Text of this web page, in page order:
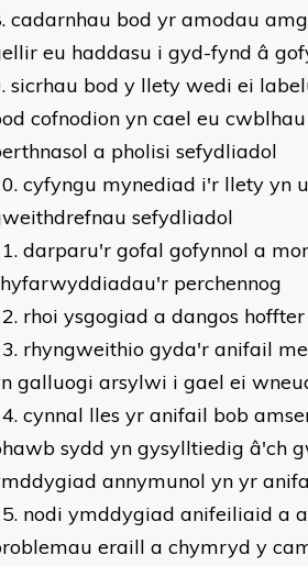
cadarnhau bod yr amodau
eu haddasu i gyd-fynd â
sicrhau bod y llety wedi ei
cofnodion yn cael eu
a pholisi sefydliadol
cyfyngu mynediad i'r llety yn
sefydliadol
darparu'r gofal gofynnol a
perchennog
rhoi ysgogiad a dangos
rhyngweithio gyda'r anifail
galluogi arsylwi i gael ei
cynnal lles yr anifail bob
sydd yn gysylltiedig â'ch
annymunol yn yr
nodi ymddygiad anifeiliaid a
eraill a chymryd y